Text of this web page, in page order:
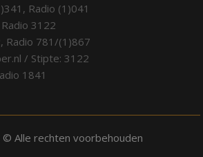
Radio (1)041
3122
Radio 781/(1)867
/ Stipte: 3122
1841
© Alle rechten voorbehouden